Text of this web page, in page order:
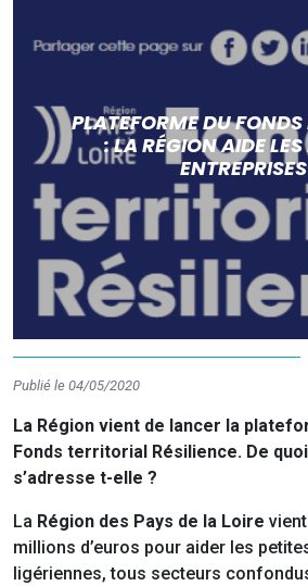
PLATEFORME DU FONDS
: LA RÉGION AIDE LES
ENTREPRISES
Publié le 04/05/2020
La Région vient de lancer la
Fonds territorial Résilience. De
s’adresse t-elle ?
La Région des Pays de la Loire
millions d’euros pour aider les
ligériennes, tous secteurs